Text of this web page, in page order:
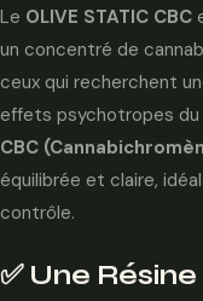
Le OLIVE STATIC CBC
un concentré de
ceux qui recherchent
effets psychotropes du
CBC
équilibrée et claire,
contrôle.
✅ Une